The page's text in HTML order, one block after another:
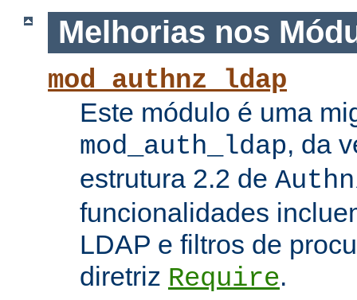
Melhorias nos
mod_authnz_ldap
Este módulo é uma
mod_auth_ldap, da
estrutura 2.2 de
funcionalidades
LDAP e filtros de
diretriz Require.